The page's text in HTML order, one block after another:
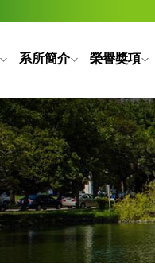
系所簡介 榮譽獎項